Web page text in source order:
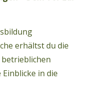
erhältst du die
betrieblichen
in die